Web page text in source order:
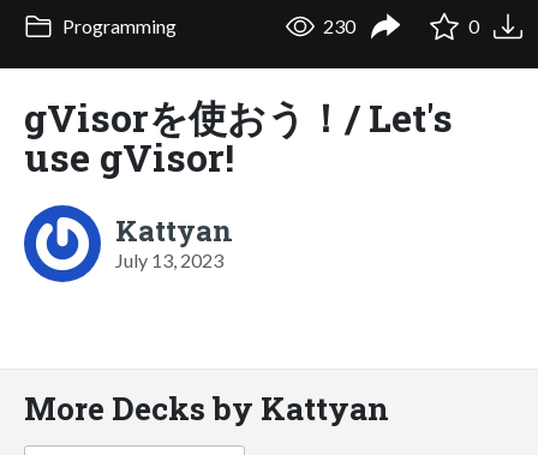
Programming 230 0
gVisorを使おう！/ Let's
use gVisor!
Kattyan
July 13, 2023
More Decks by Kattyan